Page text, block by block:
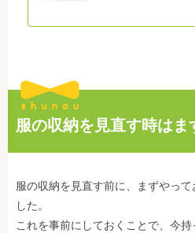
服の収納を見直す時はま
服の収納を見直す前に、まずやっ
した。
これを事前にしておくことで、今